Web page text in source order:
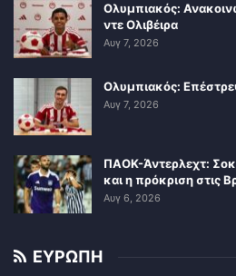
Ολυμπιακός:
ντε Ολιβέιρα
Αυγ 7, 2026
Ολυμπιακός:
Αυγ 7, 2026
ΠΑΟΚ-Άντερλεχτ:
και η πρόκριση στις
Αυγ 6, 2026
ΕΥΡΩΠΗ